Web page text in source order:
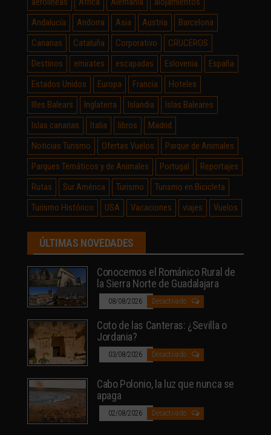
Andalucía
Andorra Asia Austria
Barcelona
Canarias
Cataluña Corporativo
CRUCEROS
Destinos
emirates escapadas Eslovenia
España
Estados Unidos
Europa Francia
Hoteles
Illes Balears
Inglaterra Islandia
Islas Baleares
Islas canarias
Italia libros
Madrid
Noticias Turismo
Ofertas Vuelos
Parque de Animales
Parques Temáticos y de Animales
Portugal
Reportajes
Rutas
Sur América Turismo
Turismo en Bicicleta
Turismo Histórico
USA Vacaciones viajes Vuelos
ÚLTIMAS NOVEDADES
Conocemos el Románico Rural de
la Sierra Norte de Guadalajara
08/08/2026 Desactivado
Coto de las Canteras: ¿Sevilla o
Jordania?
03/08/2026 Desactivado
Cabo Polonio, la luz que nunca se
apaga
02/08/2026 Desactivado